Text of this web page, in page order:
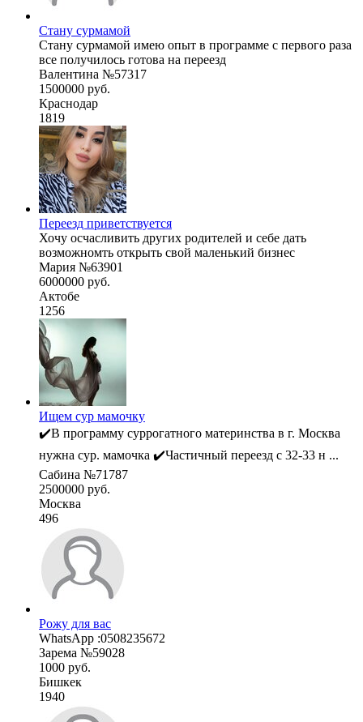
Стану сурмамой
Стану сурмамой имею опыт в программе с первого раза
все получилось готова на переезд
Валентина №57317
1500000 руб.
Краснодар
1819
Переезд приветствуется
Хочу осчасливить других родителей и себе дать
возможномть открыть свой маленький бизнес
Мария №63901
6000000 руб.
Актобе
1256
Ищем сур мамочку
✔️В программу суррогатного материнства в г. Москва
нужна сур. мамочка ✔️Частичный переезд с 32-33 н ...
Сабина №71787
2500000 руб.
Москва
496
Рожу для вас
WhatsApp :0508235672
Зарема №59028
1000 руб.
Бишкек
1940